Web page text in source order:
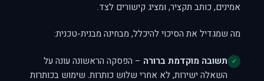
אמינים, כותב תקציר, ומציג קישורים לצד.
מה שמגדיל את הסיכוי להיכלל, מבחינה מבנית-טכנית:
✓ תשובה מוקדמת ברורה – הפסקה הראשונה עונה על
השאלה ישירות, לא אחרי שלוש כותרות. שימוש בכותרות